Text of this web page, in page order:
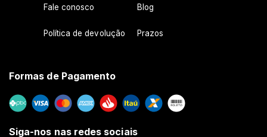
Fale conosco Blog
Política de devolução Prazos
Formas de Pagamento
Siga-nos nas redes sociais